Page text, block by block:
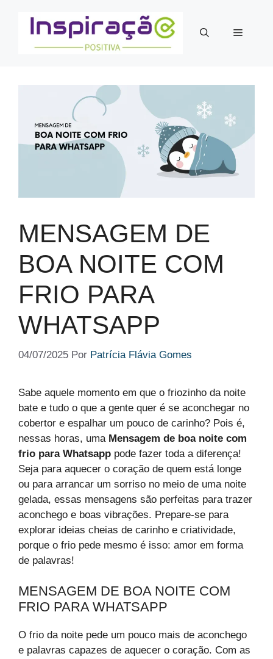
Menu
MENSAGEM DE
BOA NOITE COM
FRIO PARA
WHATSAPP
04/07/2025 Por Patrícia Flávia Gomes
Sabe aquele momento em que o friozinho da noite
bate e tudo o que a gente quer é se aconchegar no
cobertor e espalhar um pouco de carinho? Pois é,
nessas horas, uma Mensagem de boa noite com
frio para Whatsapp pode fazer toda a diferença!
Seja para aquecer o coração de quem está longe
ou para arrancar um sorriso no meio de uma noite
gelada, essas mensagens são perfeitas para trazer
aconchego e boas vibrações. Prepare-se para
explorar ideias cheias de carinho e criatividade,
porque o frio pede mesmo é isso: amor em forma
de palavras!
MENSAGEM DE BOA NOITE COM
FRIO PARA WHATSAPP
O frio da noite pede um pouco mais de aconchego
e palavras capazes de aquecer o coração. Com as